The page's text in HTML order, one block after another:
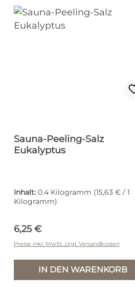
Sauna-Peeling-Salz
Eukalyptus
Inhalt: 0.4 Kilogramm (15,63 € / 1
Kilogramm)
Regulärer Preis:
6,25 €
Preise inkl. MwSt. zzgl. Versandkosten
IN DEN WARENKORB